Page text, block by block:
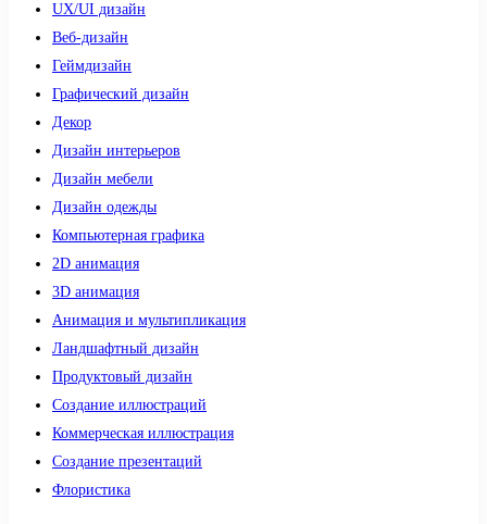
UX/UI дизайн
Веб-дизайн
Геймдизайн
Графический дизайн
Декор
Дизайн интерьеров
Дизайн мебели
Дизайн одежды
Компьютерная графика
2D анимация
3D анимация
Анимация и мультипликация
Ландшафтный дизайн
Продуктовый дизайн
Создание иллюстраций
Коммерческая иллюстрация
Создание презентаций
Флористика